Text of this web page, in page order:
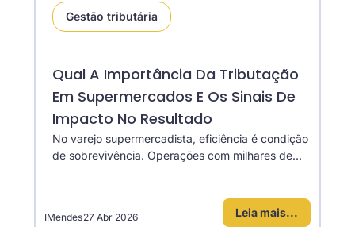
Gestão tributária
Qual A Importância Da Tributação
Em Supermercados E Os Sinais De
Impacto No Resultado
No varejo supermercadista, eficiência é condição
de sobrevivência. Operações com milhares de...
Leia mais...
IMendes27 Abr 2026